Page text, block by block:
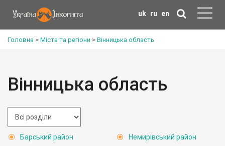
uk ru en
Головна > Міста та регіони > Вінницька область
Вінницька область
Барський район
Немирівський район